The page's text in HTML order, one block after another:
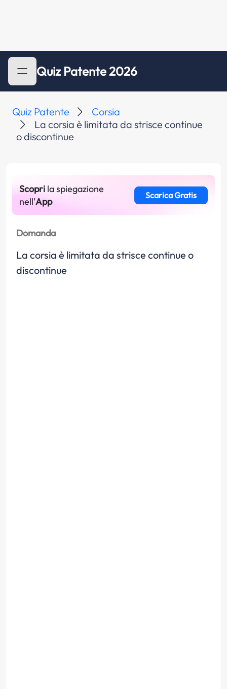
Quiz Patente 2026
Quiz Patente
Corsia
La corsia è limitata da strisce continue
o discontinue
Scopri la spiegazione
nell'App
Scarica Gratis
Domanda
La corsia è limitata da strisce continue o
discontinue